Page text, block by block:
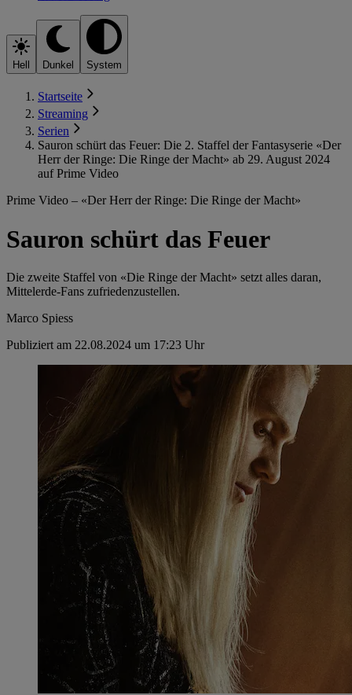
Hell Dunkel System
Startseite
Streaming
Serien
Sauron schürt das Feuer: Die 2. Staffel der Fantasyserie «Der
Herr der Ringe: Die Ringe der Macht» ab 29. August 2024
auf Prime Video
Prime Video – «Der Herr der Ringe: Die Ringe der Macht»
Sauron schürt das Feuer
Die zweite Staffel von «Die Ringe der Macht» setzt alles daran,
Mittelerde-Fans zufriedenzustellen.
Marco Spiess
Publiziert am 22.08.2024 um 17:23 Uhr